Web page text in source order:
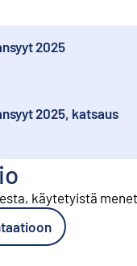
2025
2025, katsaus
käytetyistä